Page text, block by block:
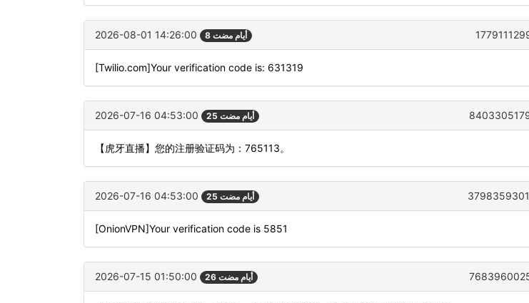
2026-08-01 14:26:00 8 أيام مضت
[Twilio.com]Your verification code is: 631319
2026-07-16 04:53:00 25 أيام مضت
【虎牙直播】您的注册验证码为：765113。
2026-07-16 04:53:00 25 أيام مضت
[OnionVPN]Your verification code is 5851
2026-07-15 01:50:00 26 أيام مضت